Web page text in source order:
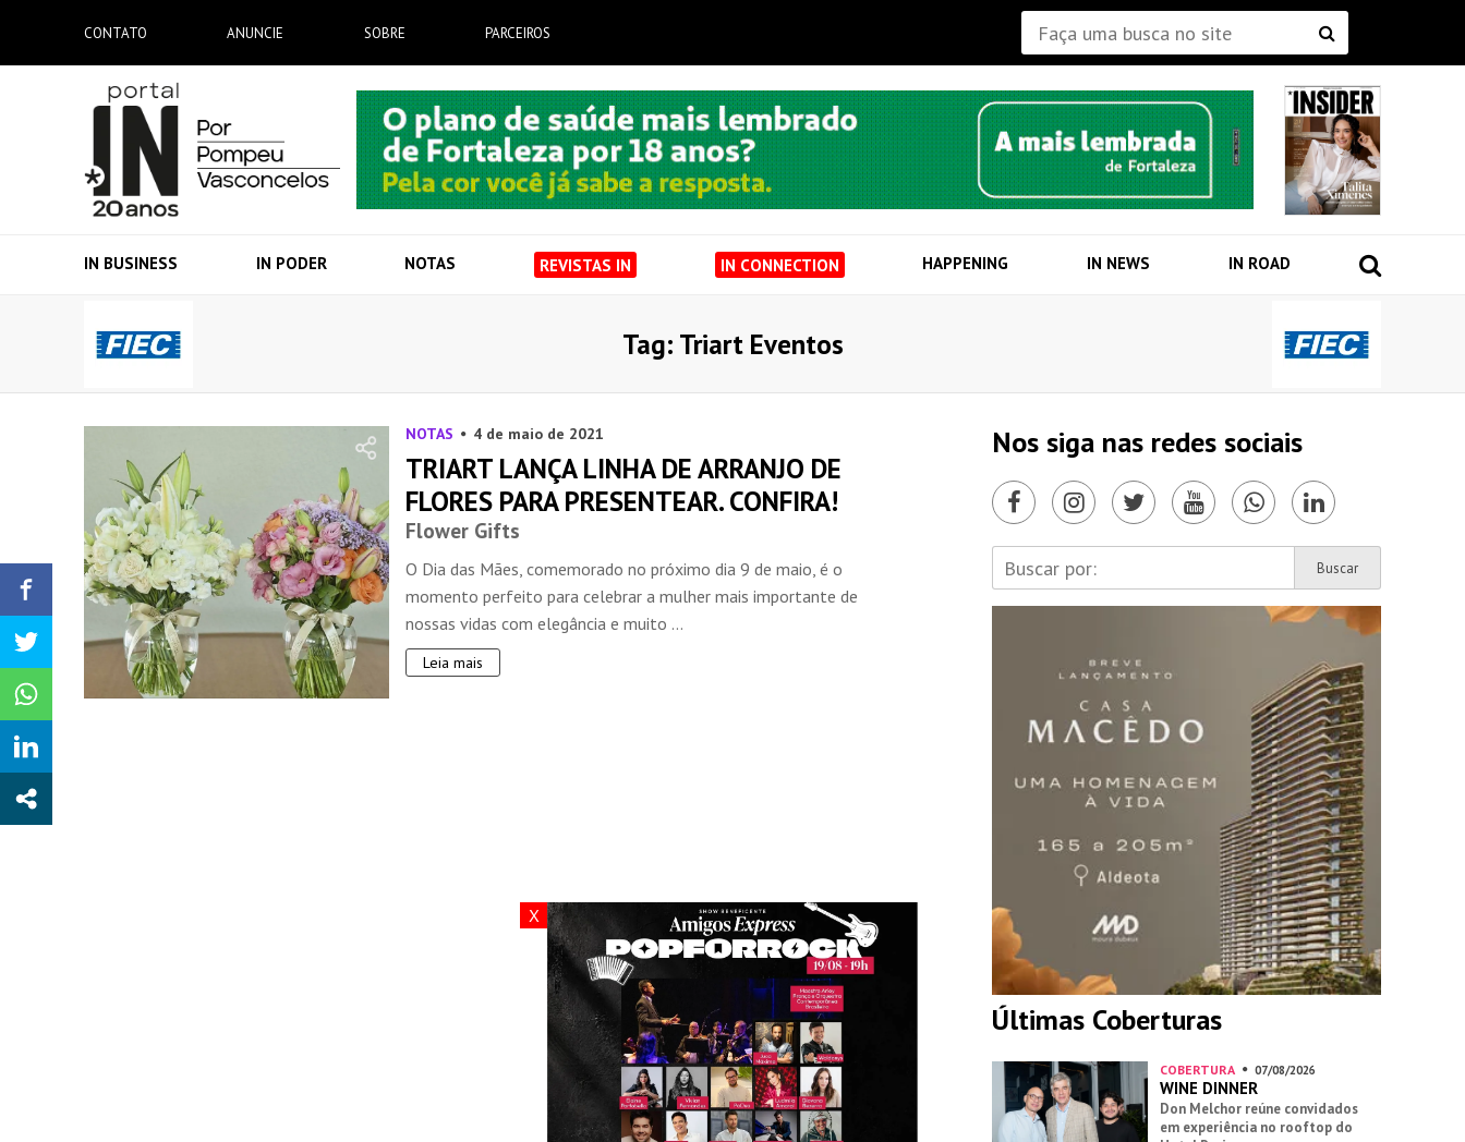
CONTATO ANUNCIE SOBRE PARCEIROS
IN BUSINESS IN PODER NOTAS REVISTAS IN IN CONNECTION HAPPENING IN NEWS IN ROAD
Tag: Triart Eventos
NOTAS 4 de maio de 2021
TRIART LANÇA LINHA DE ARRANJO DE
FLORES PARA PRESENTEAR. CONFIRA!
Flower Gifts
O Dia das Mães, comemorado no próximo dia 9 de maio, é o
momento perfeito para celebrar a mulher mais importante de
nossas vidas com elegância e muito ...
Leia mais
Nos siga nas redes sociais
Últimas Coberturas
COBERTURA 07/08/2026
WINE DINNER
Don Melchor reúne convidados
em experiência no rooftop do
X